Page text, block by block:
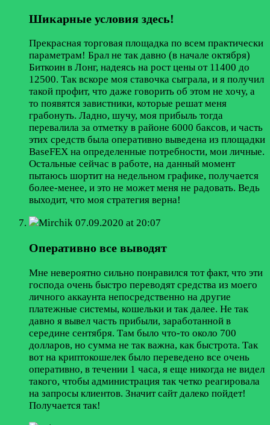
Шикарные условия здесь!
Прекрасная торговая площадка по всем практически
параметрам! Брал не так давно (в начале октября)
Биткоин в Лонг, надеясь на рост цены от 11400 до
12500. Так вскоре моя ставочка сыграла, и я получил
такой профит, что даже говорить об этом не хочу, а
то появятся завистники, которые решат меня
грабонуть. Ладно, шучу, моя прибыль тогда
перевалила за отметку в районе 6000 баксов, и часть
этих средств была оперативно выведена из площадки
BaseFEX на определенные потребности, мои личные.
Остальные сейчас в работе, на данный момент
пытаюсь шортит на недельном графике, получается
более-менее, и это не может меня не радовать. Ведь
выходит, что моя стратегия верна!
Mirchik 07.09.2020 at 20:07
Оперативно все выводят
Мне невероятно сильно понравился тот факт, что эти
господа очень быстро переводят средства из моего
личного аккаунта непосредственно на другие
платежные системы, кошельки и так далее. Не так
давно я вывел часть прибыли, заработанной в
середине сентября. Там было что-то около 700
долларов, но сумма не так важна, как быстрота. Так
вот на криптокошелек было переведено все очень
оперативно, в течении 1 часа, я еще никогда не видел
такого, чтобы администрация так четко реагировала
на запросы клиентов. Значит сайт далеко пойдет!
Получается так!